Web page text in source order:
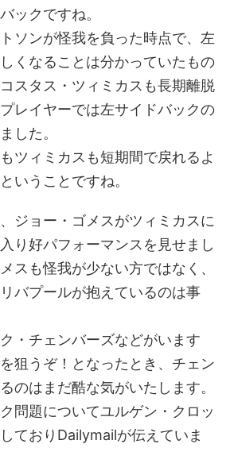
ックですね。
ソンが怪我を負った時点で、左
くなることは分かっていたもの
スタス・ツィミカスも長期離脱
レイヤーでは左サイドバックの
した。
ツィミカスも短期間で戻れるよ
いうことですね。
ジョー・ゴメスがツィミカスに
り好パフォーマンスを見せまし
スも怪我が少ない方ではなく、
バプールが抱えているのは事
・チェンバーズなどがいます
狙うぞ！となったとき、チェン
のはまだ酷な気がいたします。
問題についてユルゲン・クロッ
ておりDailymailが伝えていま